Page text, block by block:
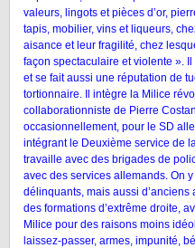
valeurs, lingots et pièces d’or,
tapis, mobilier, vins et liqueurs,
aisance et leur fragilité, chez
façon spectaculaire et violente ».
et se fait aussi une réputation de
tortionnaire. Il intègre la Milice
collaborationniste de Pierre
occasionnellement, pour le SD
intégrant le Deuxième service de
travaille avec des brigades de
avec des services allemands. On
délinquants, mais aussi
des formations d’extrême droite,
Milice pour des raisons moins
laissez-passer, armes, impunité,